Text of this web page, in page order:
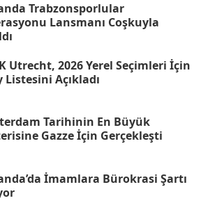
Trabzonsporlular
Lansmanı Coşkuyla
Utrecht, 2026 Yerel Seçimleri İçin
Listesini Açıkladı
Tarihinin En Büyük
Gazze İçin Gerçekleşti
İmamlara Bürokrasi Şartı